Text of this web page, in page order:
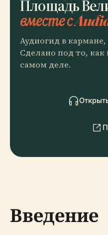
Площадь
вместе с
Аудиогид в
Сделано под то, как
самом деле.
Введение